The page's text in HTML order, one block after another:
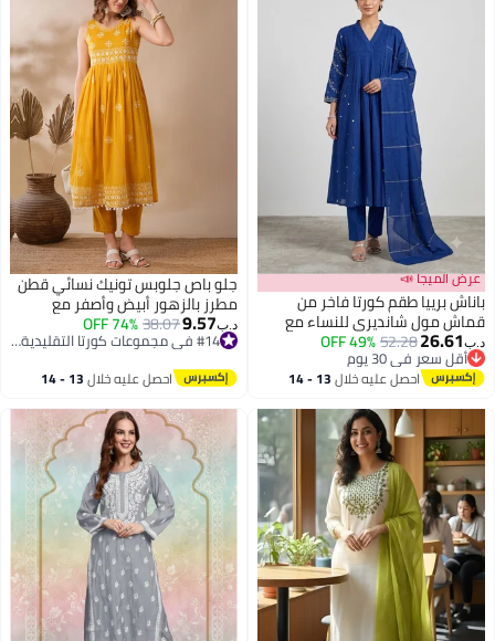
عرض الميجا 📣
باناش برييا طقم كورتا فاخر من
قماش مول شانديري للنساء مع
دوباتا وبنطال، طقم كورتي أناركالي
مطرز، زي هندي تقليدي أنيق، بدلة
سالوار نسائية، فستان تقليدي
للسيدات، مناسب للمناسبات والأعياد
والحفلات والأعراس.
د.ب‏26.61
52.28
49% OFF
أقل سعر في 30 يوم
أقل سعر في 30 يوماحصل عليه خلال 13 - 14
جلو باص جلوبس تونيك نسائي قطن
مطرز بالزهور أبيض وأصفر مع
بنطلون
د.ب‏9.57
38.07
74% OFF
#14 في مجموعات كورتا التقليدية النسائية
احصل عليه خلال 13 - 14